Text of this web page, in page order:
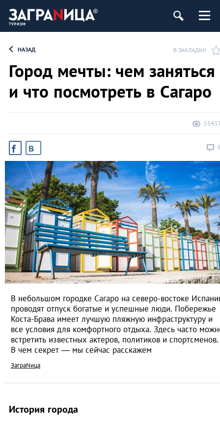
НАЗАД В ЗАКЛАДКИ
Город мечты: чем заняться
и что посмотреть в Сагаро
В небольшом городке Сагаро на северо-востоке
проводят отпуск богатые и успешные люди. Побережье
Коста-Брава имеет лучшую пляжную инфраструктуру и
все условия для комфортного отдыха. Здесь часто
встретить известных актеров, политиков и спортсменов.
В чем секрет — мы сейчас расскажем
ЗаграNица
История города